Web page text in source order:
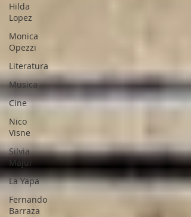
Hilda
Lopez
Monica
Opezzi
Literatura
Musica
Cine
Nico
Visne
Silvia
Majul
La Yapa
Fernando
Barraza